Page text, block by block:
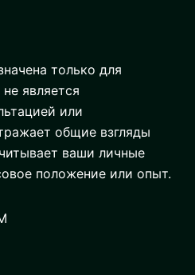
только для
является
или
общие взгляды
ваши личные
положение или опыт.